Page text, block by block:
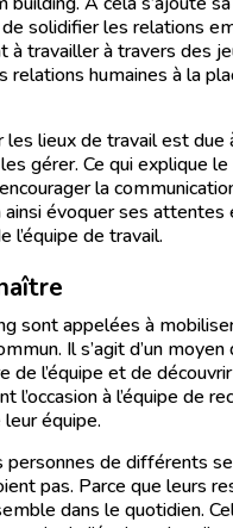
solidifier les relations
travailler à travers des
relations humaines à la
lieux de travail est due
gérer. Ce qui explique
la
ainsi évoquer ses
l’équipe de travail.
sont appelées à
Il s’agit d’un
de l’équipe et de
à l’équipe de
équipe.
de différents
pas. Parce que leurs
dans le quotidien.